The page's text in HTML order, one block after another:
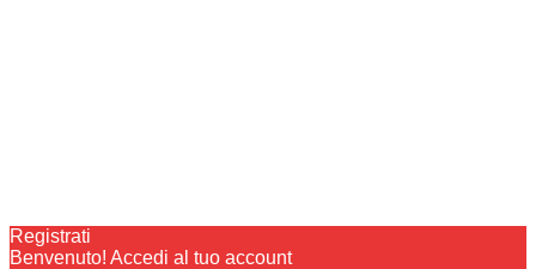
Registrati
Benvenuto! Accedi al tuo account